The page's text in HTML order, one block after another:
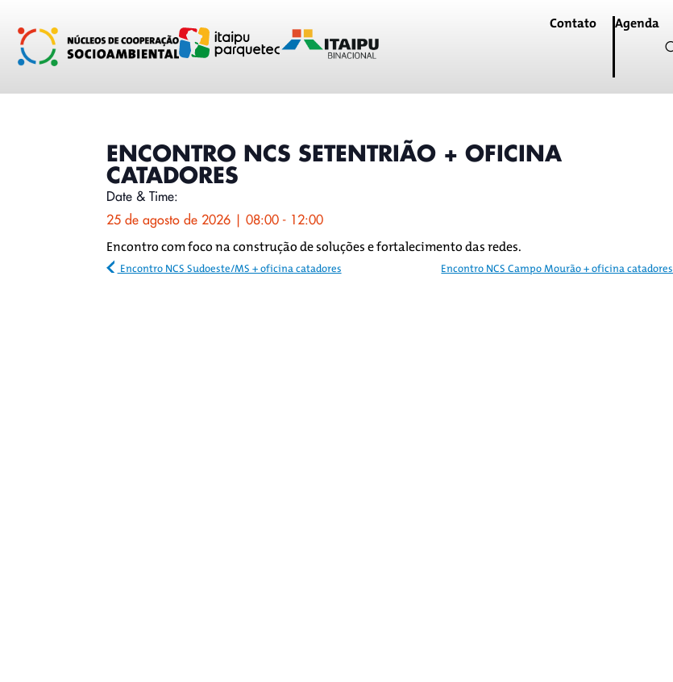
Contato Agenda
ENCONTRO NCS SETENTRIÃO + OFICINA
CATADORES
Date & Time:
25 de agosto de 2026 | 08:00 - 12:00
Encontro com foco na construção de soluções e fortalecimento das redes.
Encontro NCS Sudoeste/MS + oficina catadores Encontro NCS Campo Mourão + oficina catadores